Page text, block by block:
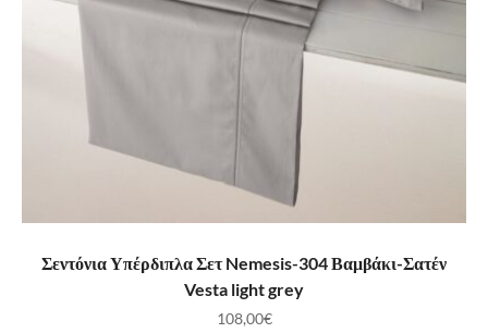
ΠΡΟΣΘΉΚΗ ΣΤΟ ΚΑΛΆΘΙ
Σεντόνια Υπέρδιπλα Σετ Nemesis-304 Βαμβάκι-Σατέν
Vesta light grey
108,00€